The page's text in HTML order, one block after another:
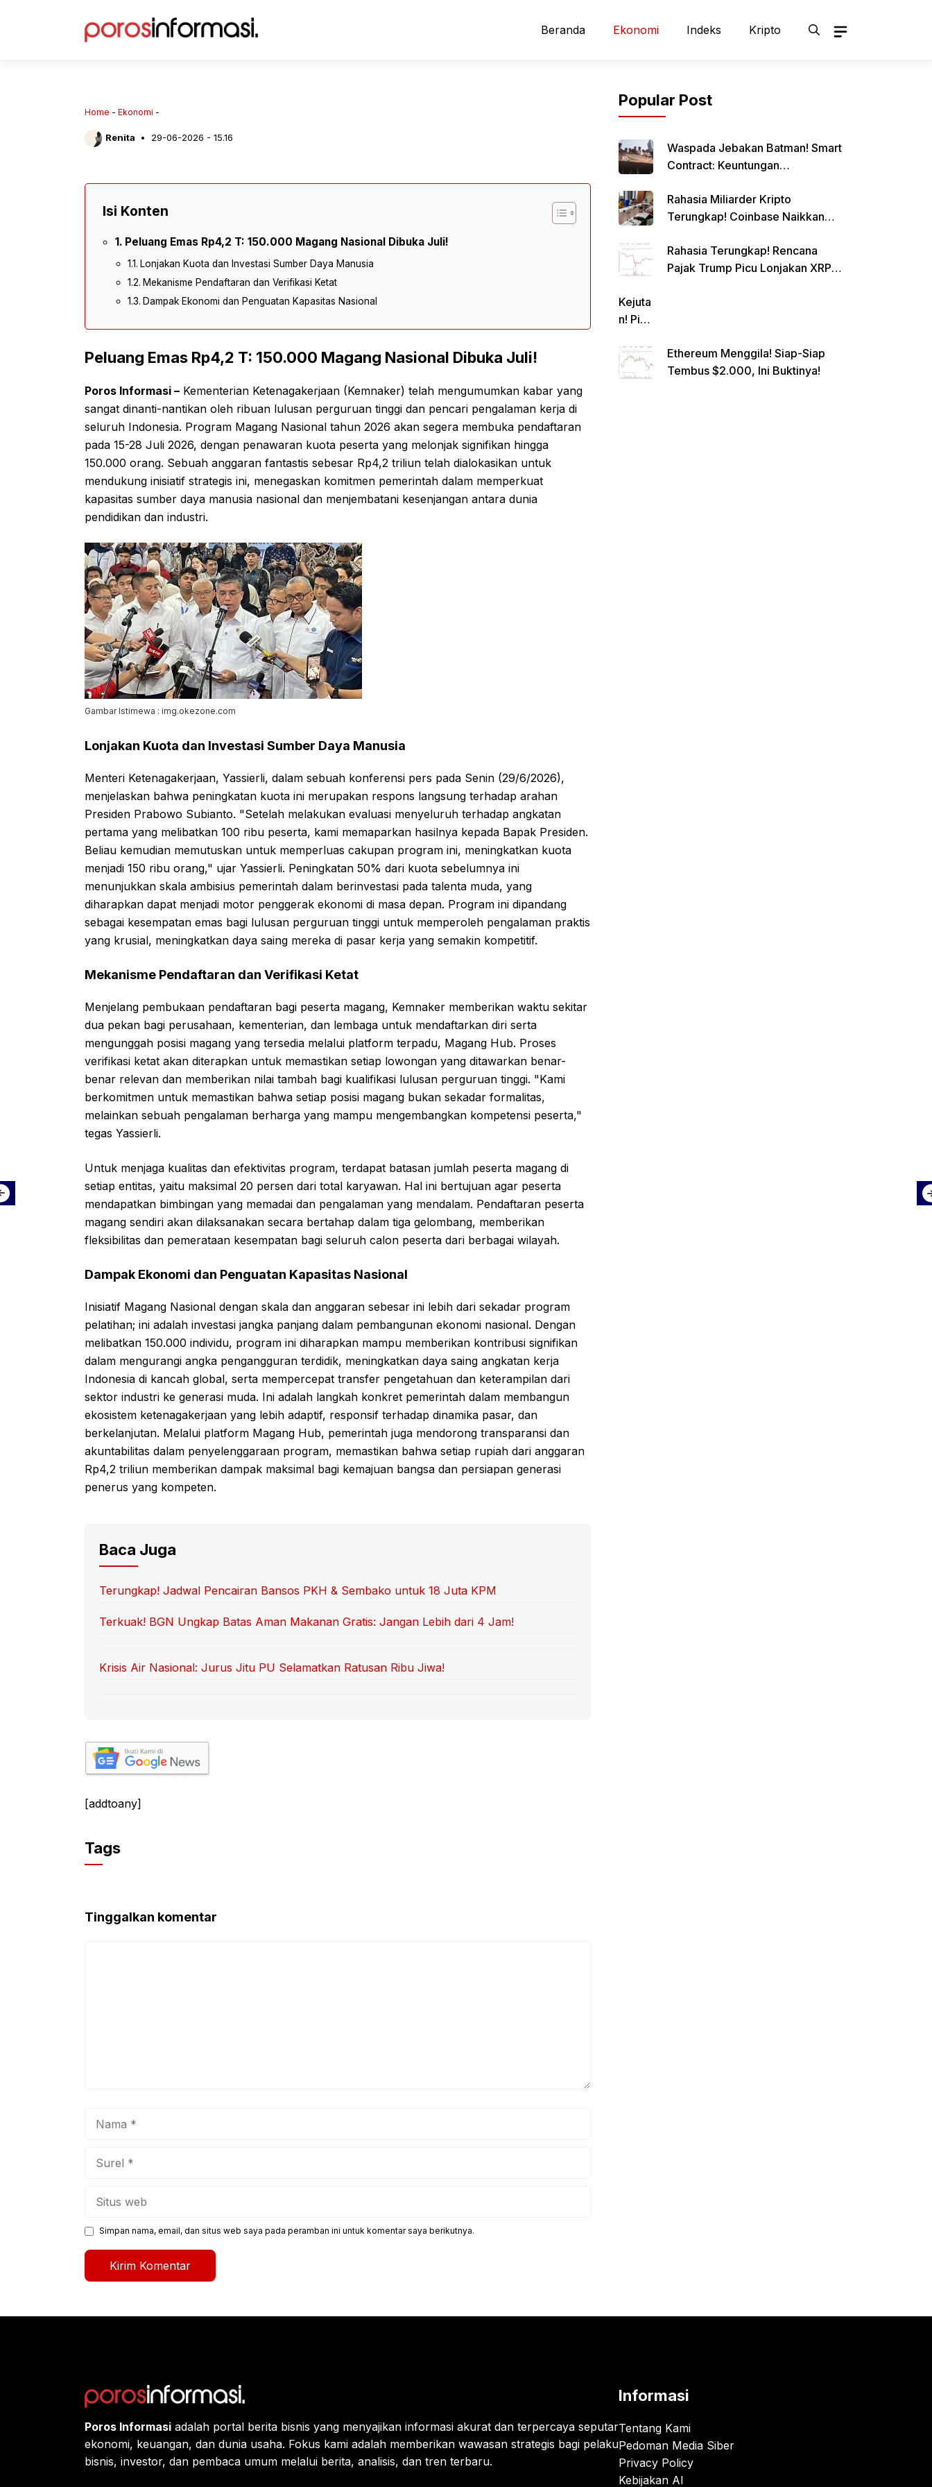
Beranda Ekonomi Indeks Kripto
Home - Ekonomi -
Renita 29-06-2026 - 15.16
Isi Konten
Peluang Emas Rp4,2 T: 150.000 Magang Nasional Dibuka Juli!
Lonjakan Kuota dan Investasi Sumber Daya Manusia
Mekanisme Pendaftaran dan Verifikasi Ketat
Dampak Ekonomi dan Penguatan Kapasitas Nasional
Peluang Emas Rp4,2 T: 150.000 Magang Nasional Dibuka Juli!
Poros Informasi – Kementerian Ketenagakerjaan (Kemnaker) telah mengumumkan kabar yang
sangat dinanti-nantikan oleh ribuan lulusan perguruan tinggi dan pencari pengalaman kerja di
seluruh Indonesia. Program Magang Nasional tahun 2026 akan segera membuka pendaftaran
pada 15-28 Juli 2026, dengan penawaran kuota peserta yang melonjak signifikan hingga
150.000 orang. Sebuah anggaran fantastis sebesar Rp4,2 triliun telah dialokasikan untuk
mendukung inisiatif strategis ini, menegaskan komitmen pemerintah dalam memperkuat
kapasitas sumber daya manusia nasional dan menjembatani kesenjangan antara dunia
pendidikan dan industri.
Gambar Istimewa : img.okezone.com
Lonjakan Kuota dan Investasi Sumber Daya Manusia
Menteri Ketenagakerjaan, Yassierli, dalam sebuah konferensi pers pada Senin (29/6/2026),
menjelaskan bahwa peningkatan kuota ini merupakan respons langsung terhadap arahan
Presiden Prabowo Subianto. "Setelah melakukan evaluasi menyeluruh terhadap angkatan
pertama yang melibatkan 100 ribu peserta, kami memaparkan hasilnya kepada Bapak Presiden.
Beliau kemudian memutuskan untuk memperluas cakupan program ini, meningkatkan kuota
menjadi 150 ribu orang," ujar Yassierli. Peningkatan 50% dari kuota sebelumnya ini
menunjukkan skala ambisius pemerintah dalam berinvestasi pada talenta muda, yang
diharapkan dapat menjadi motor penggerak ekonomi di masa depan. Program ini dipandang
sebagai kesempatan emas bagi lulusan perguruan tinggi untuk memperoleh pengalaman praktis
yang krusial, meningkatkan daya saing mereka di pasar kerja yang semakin kompetitif.
Mekanisme Pendaftaran dan Verifikasi Ketat
Menjelang pembukaan pendaftaran bagi peserta magang, Kemnaker memberikan waktu sekitar
dua pekan bagi perusahaan, kementerian, dan lembaga untuk mendaftarkan diri serta
mengunggah posisi magang yang tersedia melalui platform terpadu, Magang Hub. Proses
verifikasi ketat akan diterapkan untuk memastikan setiap lowongan yang ditawarkan benar-
benar relevan dan memberikan nilai tambah bagi kualifikasi lulusan perguruan tinggi. "Kami
berkomitmen untuk memastikan bahwa setiap posisi magang bukan sekadar formalitas,
melainkan sebuah pengalaman berharga yang mampu mengembangkan kompetensi peserta,"
tegas Yassierli.
Untuk menjaga kualitas dan efektivitas program, terdapat batasan jumlah peserta magang di
setiap entitas, yaitu maksimal 20 persen dari total karyawan. Hal ini bertujuan agar peserta
mendapatkan bimbingan yang memadai dan pengalaman yang mendalam. Pendaftaran peserta
magang sendiri akan dilaksanakan secara bertahap dalam tiga gelombang, memberikan
fleksibilitas dan pemerataan kesempatan bagi seluruh calon peserta dari berbagai wilayah.
Dampak Ekonomi dan Penguatan Kapasitas Nasional
Inisiatif Magang Nasional dengan skala dan anggaran sebesar ini lebih dari sekadar program
pelatihan; ini adalah investasi jangka panjang dalam pembangunan ekonomi nasional. Dengan
melibatkan 150.000 individu, program ini diharapkan mampu memberikan kontribusi signifikan
dalam mengurangi angka pengangguran terdidik, meningkatkan daya saing angkatan kerja
Indonesia di kancah global, serta mempercepat transfer pengetahuan dan keterampilan dari
sektor industri ke generasi muda. Ini adalah langkah konkret pemerintah dalam membangun
ekosistem ketenagakerjaan yang lebih adaptif, responsif terhadap dinamika pasar, dan
berkelanjutan. Melalui platform Magang Hub, pemerintah juga mendorong transparansi dan
akuntabilitas dalam penyelenggaraan program, memastikan bahwa setiap rupiah dari anggaran
Rp4,2 triliun memberikan dampak maksimal bagi kemajuan bangsa dan persiapan generasi
penerus yang kompeten.
Baca Juga
Terungkap! Jadwal Pencairan Bansos PKH & Sembako untuk 18 Juta KPM
Terkuak! BGN Ungkap Batas Aman Makanan Gratis: Jangan Lebih dari 4 Jam!
Krisis Air Nasional: Jurus Jitu PU Selamatkan Ratusan Ribu Jiwa!
[addtoany]
Tags
Tinggalkan komentar
Simpan nama, email, dan situs web saya pada peramban ini untuk komentar saya berikutnya.
Popular Post
Waspada Jebakan Batman! Smart
Contract: Keuntungan
Rahasia Miliarder Kripto
Terungkap! Coinbase Naikkan
Juta!
Rahasia Terungkap! Rencana
Pajak Trump Picu Lonjakan XRP
Kejuta
n! Pi
rk
Gande
Ethereum Menggila! Siap-Siap
Tembus $2.000, Ini Buktinya!
Poros Informasi adalah portal berita bisnis yang menyajikan informasi akurat dan terpercaya seputar
ekonomi, keuangan, dan dunia usaha. Fokus kami adalah memberikan wawasan strategis bagi pelaku
bisnis, investor, dan pembaca umum melalui berita, analisis, dan tren terbaru.
Informasi
Tentang Kami
Pedoman Media Siber
Privacy Policy
Kebijakan AI